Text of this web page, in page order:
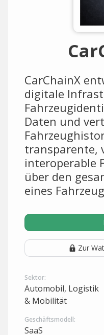
CarChainX
digitale
Daten und
transparente,
interoperable
über den
eines
Zur
Sektor:
Automobil, Logistik
& Mobilität
Geschäftsmodell:
SaaS